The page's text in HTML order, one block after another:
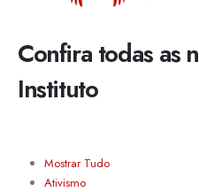
Confira todas as
Instituto
Mostrar Tudo
Ativismo